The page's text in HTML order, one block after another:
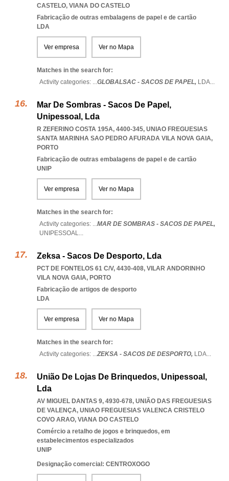
CASTELO, VIANA DO CASTELO
Fabricação de outras embalagens de papel e de cartão
LDA
Ver empresa Ver no Mapa
Matches in the search for:
Activity categories: ...GLOBALSAC - SACOS DE PAPEL, LDA...
Mar De Sombras - Sacos De Papel,
Unipessoal, Lda
R ZEFERINO COSTA 195A, 4400-345, UNIAO FREGUESIAS
SANTA MARINHA SAO PEDRO AFURADA VILA NOVA GAIA,
PORTO
Fabricação de outras embalagens de papel e de cartão
UNIP
Ver empresa Ver no Mapa
Matches in the search for:
Activity categories: ...MAR DE SOMBRAS - SACOS DE PAPEL,
UNIPESSOAL...
Zeksa - Sacos De Desporto, Lda
PCT DE FONTELOS 61 C/V, 4430-408, VILAR ANDORINHO
VILA NOVA GAIA, PORTO
Fabricação de artigos de desporto
LDA
Ver empresa Ver no Mapa
Matches in the search for:
Activity categories: ...ZEKSA - SACOS DE DESPORTO, LDA...
União De Lojas De Brinquedos, Unipessoal,
Lda
AV MIGUEL DANTAS 9, 4930-678, UNIÃO DAS FREGUESIAS
DE VALENÇA, UNIAO FREGUESIAS VALENCA CRISTELO
COVO ARAO, VIANA DO CASTELO
Comércio a retalho de jogos e brinquedos, em
estabelecimentos especializados
UNIP
Designação comercial: CENTROXOGO